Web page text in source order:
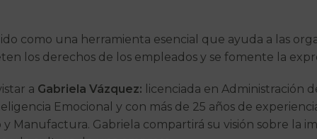
como una herramienta esencial que ayuda a las
los derechos de los empleados y se fomente la
a Gabriela Vázquez: licenciada en Administración
Emocional y con más de 25 años de
y Manufactura. Gabriela compartirá su visión sobre la